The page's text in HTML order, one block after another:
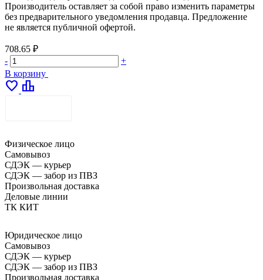
Производитель оставляет за собой право изменить параметры
без предварительного уведомления продавца. Предложение
не является публичной офертой.
708.65 ₽
-
+
В корзину
favorite leaderboard
Физическое лицо
Самовывоз
СДЭК — курьер
СДЭК — забор из ПВЗ
Произвольная доставка
Деловые линии
ТК КИТ
Юридическое лицо
Самовывоз
СДЭК — курьер
СДЭК — забор из ПВЗ
Произвольная доставка